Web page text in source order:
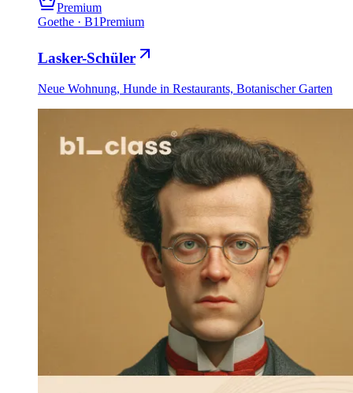
Premium
Goethe · B1Premium
Lasker-Schüler
Neue Wohnung, Hunde in Restaurants, Botanischer Garten